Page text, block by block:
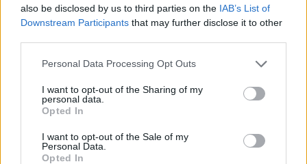
also be disclosed by us to third parties on the IAB’s List of
Downstream Participants that may further disclose it to other
Personal Data Processing Opt Outs
I want to opt-out of the Sharing of my
personal data.
Opted In
I want to opt-out of the Sale of my
Personal Data.
Opted In